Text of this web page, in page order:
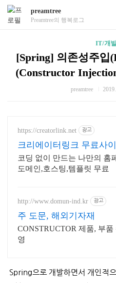
preamtree
Preamtree의 행복로그
IT/개
[Spring] 의존성주입
(Constructor
preamtree
https://creatorlink.net 광고
크리에이터링크 무료사
작
코딩 없이 만드는 나만의 홈
도메인,호스팅,템플릿 무료
http://www.domun-ind.kr 광고
주 도문, 해외기자재
CONSTRUCTOR 제품, 부
영
Spring으로 개발하면서 개인적